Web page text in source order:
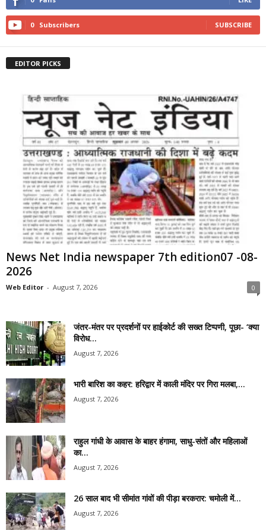
0 Subscribers SUBSCRIBE
EDITOR PICKS
News Net India newspaper 7th edition07 -08-
2026
Web Editor - August 7, 2026 0
जंतर-मंतर पर प्रदर्शनों पर हाईकोर्ट की सख्त टिप्पणी, पूछा- ‘क्या
विरोध...
August 7, 2026
भारी बारिश का कहर: हरिद्वार में काली मंदिर पर गिरा मलबा,...
August 7, 2026
राहुल गांधी के आवास के बाहर हंगामा, साधु-संतों और महिलाओं
का...
August 7, 2026
26 साल बाद भी सीमांत गांवों की पीड़ा बरकरार: चमोली में...
August 7, 2026